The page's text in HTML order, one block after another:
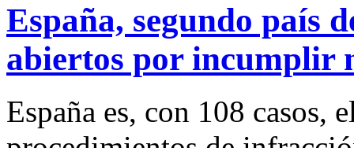
España, segundo país
abiertos por incumplir
España es, con 108 casos,